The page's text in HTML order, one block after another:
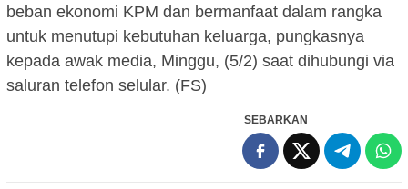
beban ekonomi KPM dan bermanfaat dalam rangka
untuk menutupi kebutuhan keluarga, pungkasnya
kepada awak media, Minggu, (5/2) saat dihubungi via
saluran telefon selular. (FS)
SEBARKAN